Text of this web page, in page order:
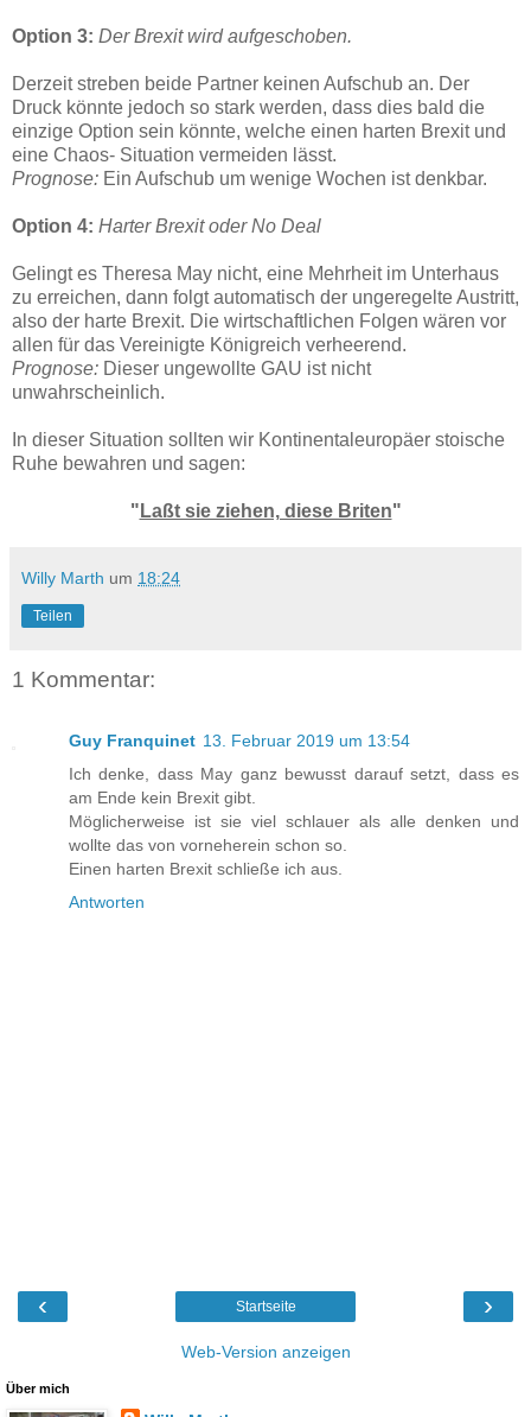
Option 3: Der Brexit wird aufgeschoben.
Derzeit streben beide Partner keinen Aufschub an. Der
Druck könnte jedoch so stark werden, dass dies bald die
einzige Option sein könnte, welche einen harten Brexit und
eine Chaos- Situation vermeiden lässt.
Prognose: Ein Aufschub um wenige Wochen ist denkbar.
Option 4: Harter Brexit oder No Deal
Gelingt es Theresa May nicht, eine Mehrheit im Unterhaus
zu erreichen, dann folgt automatisch der ungeregelte Austritt,
also der harte Brexit. Die wirtschaftlichen Folgen wären vor
allen für das Vereinigte Königreich verheerend.
Prognose: Dieser ungewollte GAU ist nicht
unwahrscheinlich.
In dieser Situation sollten wir Kontinentaleuropäer stoische
Ruhe bewahren und sagen:
" Laßt sie ziehen, diese Briten"
Willy Marth um 18:24
Teilen
1 Kommentar:
Guy Franquinet 13. Februar 2019 um 13:54
Ich denke, dass May ganz bewusst darauf setzt, dass es
am Ende kein Brexit gibt.
Möglicherweise ist sie viel schlauer als alle denken und
wollte das von vorneherein schon so.
Einen harten Brexit schließe ich aus.
Antworten
‹ ›
Startseite
Web-Version anzeigen
Über mich